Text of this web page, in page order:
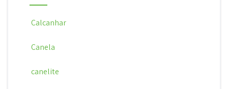
Calcanhar
Canela
canelite